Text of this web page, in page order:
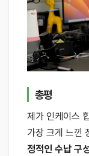
총평
제가 인케이스
가장 크게 느낀
정적인 수납 구